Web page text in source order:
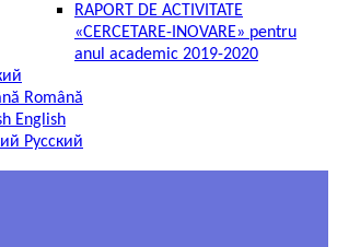
RAPORT DE ACTIVITATE
«CERCETARE-INOVARE» pentru
anul academic 2019-2020
Română
English
Русский